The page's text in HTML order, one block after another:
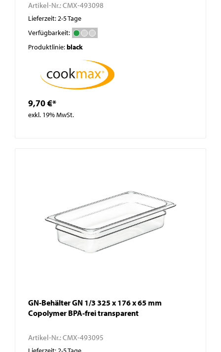
Artikel-Nr.:CMX-493098
Lieferzeit: 2-5 Tage
Verfügbarkeit:
Produktlinie:black
9,70 €*
exkl. 19% MwSt.
GN-Behälter GN 1/3 325 x 176 x 65 mm
Copolymer BPA-frei transparent
Artikel-Nr.:CMX-493095